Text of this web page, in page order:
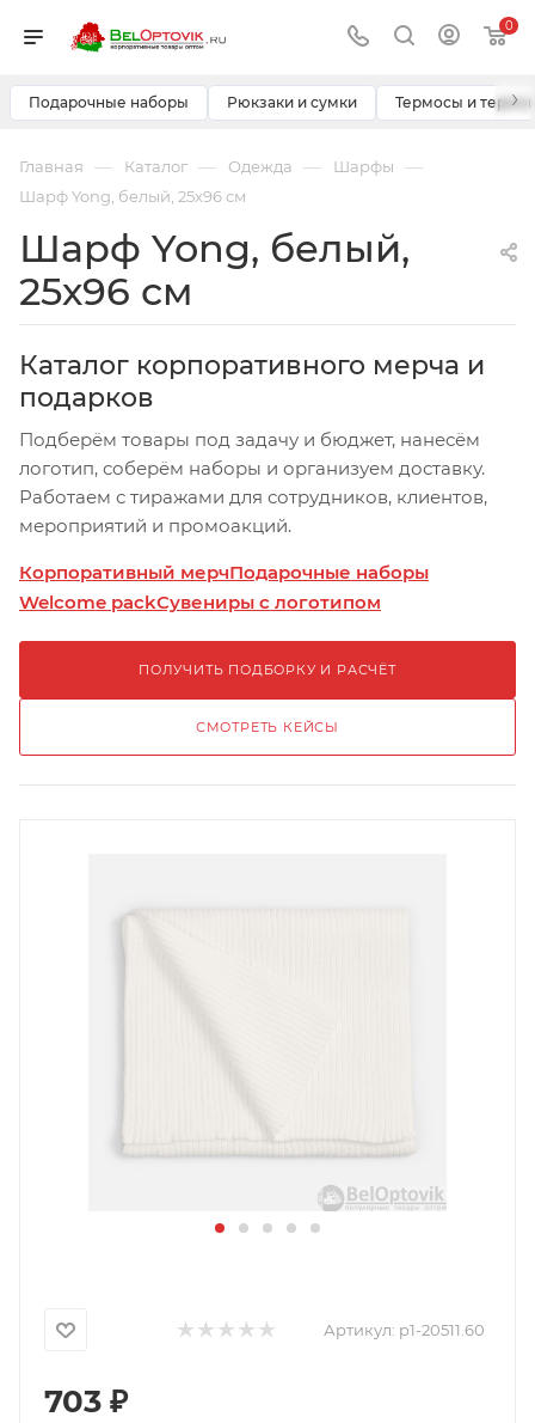
0
Подарочные наборы Рюкзаки и сумки Термосы и ›
Главная — Каталог — Одежда — Шарфы —
Шарф Yong, белый, 25х96 см
Шарф Yong, белый,
25х96 см
Каталог корпоративного мерча и
подарков
Подберём товары под задачу и бюджет, нанесём
логотип, соберём наборы и организуем доставку.
Работаем с тиражами для сотрудников, клиентов,
мероприятий и промоакций.
Корпоративный мерчПодарочные наборы
Welcome packСувениры с логотипом
ПОЛУЧИТЬ ПОДБОРКУ И РАСЧЁТ
СМОТРЕТЬ КЕЙСЫ
Артикул: p1-20511.60
703 ₽